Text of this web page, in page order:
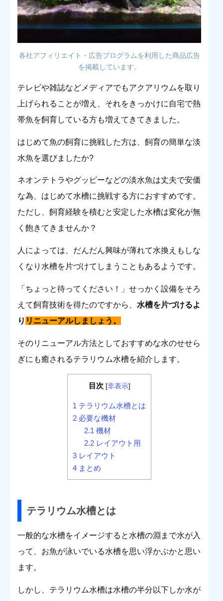
各社アフィリエイト・広告プログラムを利用した商品広告
を掲載しています。
テレビや雑誌などメディアでもアクアリウムを取り
上げられることが増え、それをきっかけに自宅で熱
帯魚を飼育している方も増えてきてきました。
はじめて魚の飼育に挑戦した方は、飼育の簡単な淡
水魚を選びましたか?
ネオンテトラやグッピーなどの淡水魚は丈夫で安価
な為、はじめて水槽に挑戦する方におすすめです。
ただし、飼育経験を積むと安定した水槽は変化が無
く飽きてきませんか？
人によっては、だんだん興味が薄れて水換えもしな
くなり水槽を片づけてしまうこともあるようです。
「ちょっと待ってください！」せっかく設備をそろ
えて飼育技術を得たのですから、 水槽を片づけるよ
り リニューアルしましょう。
そのリニューアル方法としておすすめな水のせせら
ぎにも癒されるテラリウム水槽を紹介します。
目次 [非表示]
1 テラリウム水槽とは
2 必要な機材
2.1 機材
2.2レイアウト用
3 レイアウト
4 まとめ
テラリウム水槽とは
一般的な水槽をイメージすると水槽の淵まで水が入
って、お魚が泳いでいる水槽を思い浮かぶかと思い
ます。
しかし、テラリウム水槽は水槽の半分以下しか水が